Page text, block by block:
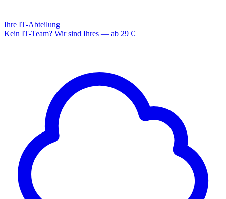
Ihre IT-Abteilung
Kein IT-Team? Wir sind Ihres — ab 29 €